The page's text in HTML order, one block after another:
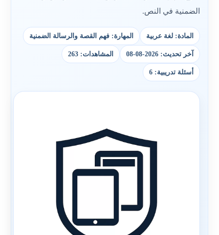
الضمنية في النص.
المادة: لغة عربية المهارة: فهم القصة والرسالة الضمنية
آخر تحديث: 2026-08-08 المشاهدات: 263
أسئلة تدريبية: 6